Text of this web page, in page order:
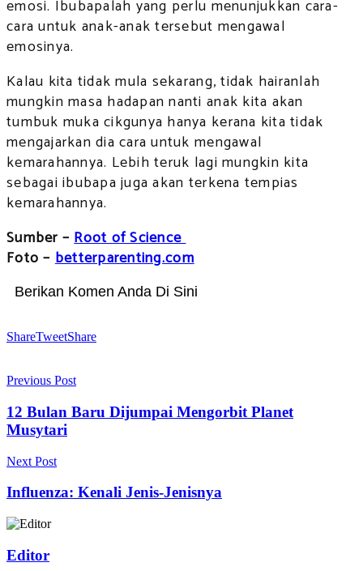
emosi. Ibubapalah yang perlu menunjukkan cara-
cara untuk anak-anak tersebut mengawal
emosinya.
Kalau kita tidak mula sekarang, tidak hairanlah
mungkin masa hadapan nanti anak kita akan
tumbuk muka cikgunya hanya kerana kita tidak
mengajarkan dia cara untuk mengawal
kemarahannya. Lebih teruk lagi mungkin kita
sebagai ibubapa juga akan terkena tempias
kemarahannya.
Sumber –Root of Science
Foto –betterparenting.com
Berikan Komen Anda Di Sini
ShareTweetShare
Previous Post
12 Bulan Baru Dijumpai Mengorbit Planet
Musytari
Next Post
Influenza: Kenali Jenis-Jenisnya
Editor